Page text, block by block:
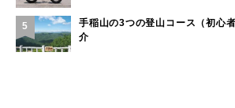
5
手稲山の3つの登山コース（初心
介